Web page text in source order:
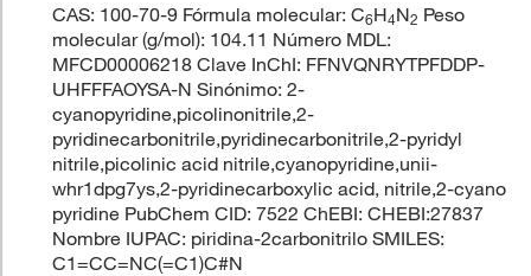
CAS: 100-70-9 Fórmula molecular: C6H4N2 Peso
molecular (g/mol): 104.11 Número MDL:
MFCD00006218 Clave InChI: FFNVQNRYTPFDDP-
UHFFFAOYSA-N Sinónimo: 2-
cyanopyridine,picolinonitrile,2-
pyridinecarbonitrile,pyridinecarbonitrile,2-pyridyl
nitrile,picolinic acid nitrile,cyanopyridine,unii-
whr1dpg7ys,2-pyridinecarboxylic acid, nitrile,2-cyano
pyridine PubChem CID: 7522 ChEBI: CHEBI:27837
Nombre IUPAC: piridina-2carbonitrilo SMILES:
C1=CC=NC(=C1)C#N